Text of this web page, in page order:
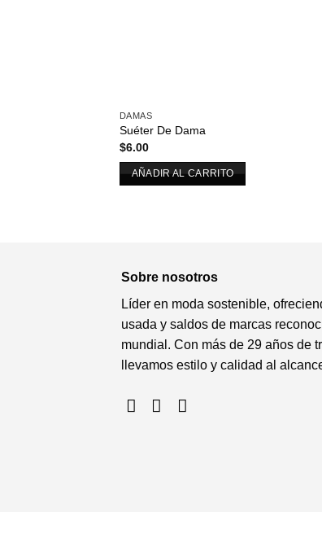
DAMAS
Suéter De Dama
$6.00
AÑADIR AL CARRITO
Sobre nosotros
Líder en moda sostenible,
usada y saldos de marcas
mundial. Con más de 29 años de
llevamos estilo y calidad al